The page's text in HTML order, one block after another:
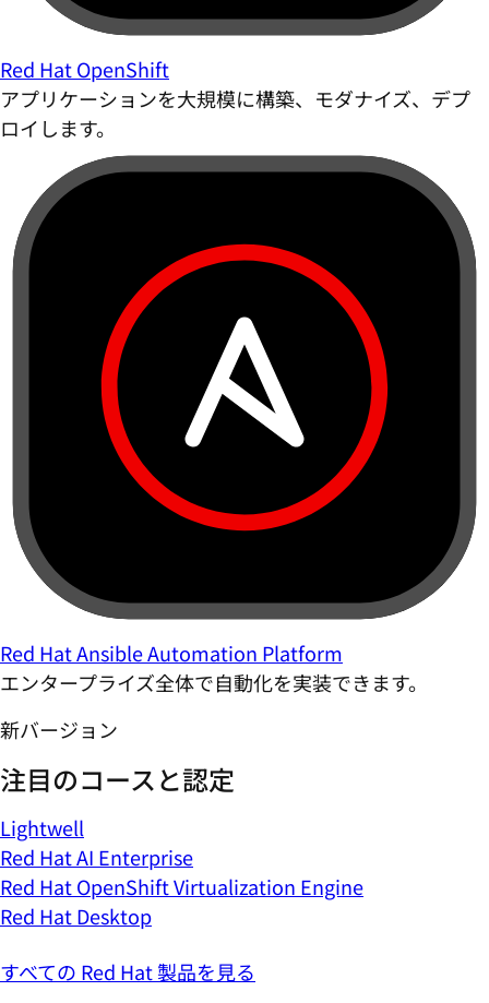
Red Hat OpenShift
アプリケーションを大規模に構築、モダナイズ、デプ
ロイします。
Red Hat Ansible Automation Platform
エンタープライズ全体で自動化を実装できます。
新バージョン
注目のコースと認定
Lightwell
Red Hat AI Enterprise
Red Hat OpenShift Virtualization Engine
Red Hat Desktop
すべての Red Hat 製品を見る